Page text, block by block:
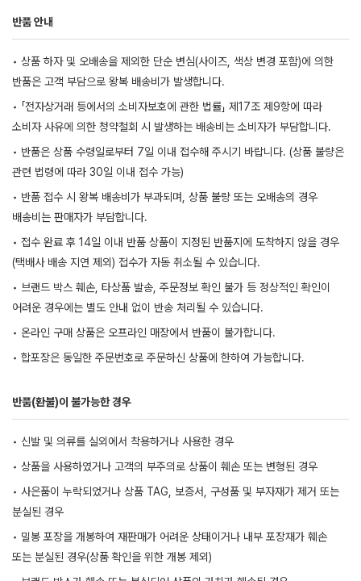
반품 안내
• 상품 하자 및 오배송을 제외한 단순 변심(사이즈, 색상 변경 포함)에 의한
반품은 고객 부담으로 왕복 배송비가 발생합니다.
• 「전자상거래 등에서의 소비자보호에 관한 법률」 제17조 제9항에 따라
소비자 사유에 의한 청약철회 시 발생하는 배송비는 소비자가 부담합니다.
• 반품은 상품 수령일로부터 7일 이내 접수해 주시기 바랍니다. (상품 불량은
관련 법령에 따라 30일 이내 접수 가능)
• 반품 접수 시 왕복 배송비가 부과되며, 상품 불량 또는 오배송의 경우
배송비는 판매자가 부담합니다.
• 접수 완료 후 14일 이내 반품 상품이 지정된 반품지에 도착하지 않을 경우
(택배사 배송 지연 제외) 접수가 자동 취소될 수 있습니다.
• 브랜드 박스 훼손, 타상품 발송, 주문정보 확인 불가 등 정상적인 확인이
어려운 경우에는 별도 안내 없이 반송 처리될 수 있습니다.
• 온라인 구매 상품은 오프라인 매장에서 반품이 불가합니다.
• 합포장은 동일한 주문번호로 주문하신 상품에 한하여 가능합니다.
반품(환불)이 불가능한 경우
• 신발 및 의류를 실외에서 착용하거나 사용한 경우
• 상품을 사용하였거나 고객의 부주의로 상품이 훼손 또는 변형된 경우
• 사은품이 누락되었거나 상품 TAG, 보증서, 구성품 및 부자재가 제거 또는
분실된 경우
• 밀봉 포장을 개봉하여 재판매가 어려운 상태이거나 내부 포장재가 훼손
또는 분실된 경우(상품 확인을 위한 개봉 제외)